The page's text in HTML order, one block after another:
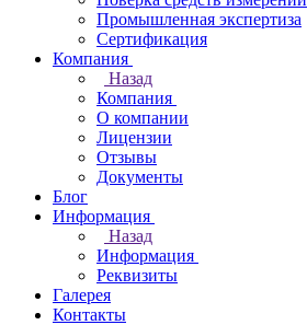
Промышленная экспертиза
Сертификация
Компания
Назад
Компания
О компании
Лицензии
Отзывы
Документы
Блог
Информация
Назад
Информация
Реквизиты
Галерея
Контакты